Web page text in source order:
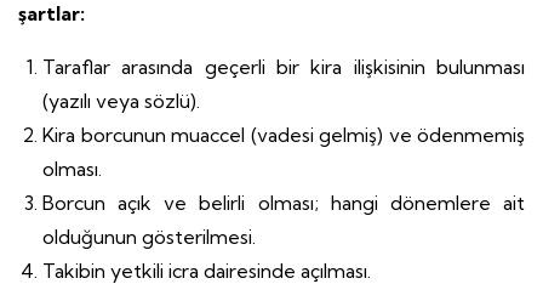
şartlar:
Taraflar arasında geçerli bir kira ilişkisinin bulunması
(yazılı veya sözlü).
Kira borcunun muaccel (vadesi gelmiş) ve ödenmemiş
olması.
Borcun açık ve belirli olması; hangi dönemlere ait
olduğunun gösterilmesi.
Takibin yetkili icra dairesinde açılması.